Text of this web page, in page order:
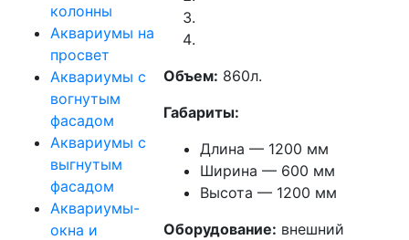
колонны
Аквариумы на
просвет
Аквариумы с
вогнутым
фасадом
Аквариумы с
выгнутым
фасадом
Аквариумы-
окна и
Объем: 860л.
Габариты:
Длина — 1200 мм
Ширина — 600 мм
Высота — 1200 мм
Оборудование: внешний